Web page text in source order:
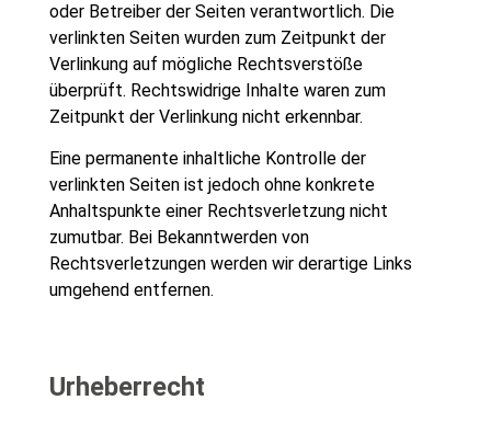
oder Betreiber der Seiten verantwortlich. Die
verlinkten Seiten wurden zum Zeitpunkt der
Verlinkung auf mögliche Rechtsverstöße
überprüft. Rechtswidrige Inhalte waren zum
Zeitpunkt der Verlinkung nicht erkennbar.
Eine permanente inhaltliche Kontrolle der
verlinkten Seiten ist jedoch ohne konkrete
Anhaltspunkte einer Rechtsverletzung nicht
zumutbar. Bei Bekanntwerden von
Rechtsverletzungen werden wir derartige Links
umgehend entfernen.
Urheberrecht